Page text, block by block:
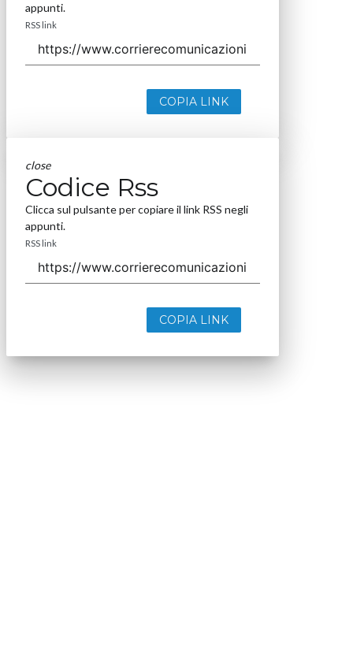
appunti.
RSS link
COPIA LINK
close
Codice Rss
Clicca sul pulsante per copiare il link RSS negli
appunti.
RSS link
COPIA LINK